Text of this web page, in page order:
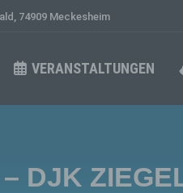
74909 Meckesheim
VERANSTALTUNGEN
DJK